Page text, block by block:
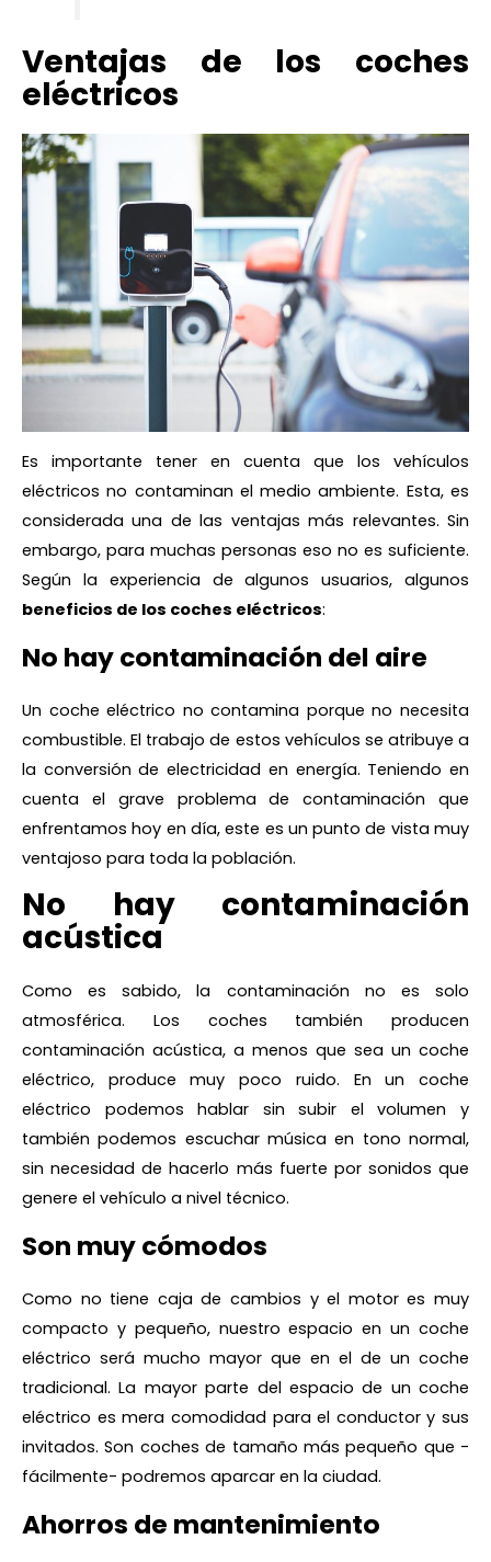
Ventajas de los coches
eléctricos
Es importante tener en cuenta que los vehículos
eléctricos no contaminan el medio ambiente. Esta, es
considerada una de las ventajas más relevantes. Sin
embargo, para muchas personas eso no es suficiente.
Según la experiencia de algunos usuarios, algunos
beneficios de los coches eléctricos:
No hay contaminación del aire
Un coche eléctrico no contamina porque no necesita
combustible. El trabajo de estos vehículos se atribuye a
la conversión de electricidad en energía. Teniendo en
cuenta el grave problema de contaminación que
enfrentamos hoy en día, este es un punto de vista muy
ventajoso para toda la población.
No hay contaminación
acústica
Como es sabido, la contaminación no es solo
atmosférica. Los coches también producen
contaminación acústica, a menos que sea un coche
eléctrico, produce muy poco ruido. En un coche
eléctrico podemos hablar sin subir el volumen y
también podemos escuchar música en tono normal,
sin necesidad de hacerlo más fuerte por sonidos que
genere el vehículo a nivel técnico.
Son muy cómodos
Como no tiene caja de cambios y el motor es muy
compacto y pequeño, nuestro espacio en un coche
eléctrico será mucho mayor que en el de un coche
tradicional. La mayor parte del espacio de un coche
eléctrico es mera comodidad para el conductor y sus
invitados. Son coches de tamaño más pequeño que -
fácilmente- podremos aparcar en la ciudad.
Ahorros de mantenimiento